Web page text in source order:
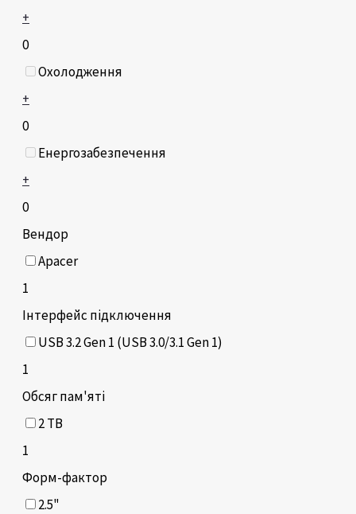
+
0
Охолодження
+
0
Енергозабезпечення
+
0
Вендор
Apacer
1
Інтерфейс підключення
USB 3.2 Gen 1 (USB 3.0/3.1 Gen 1)
1
Обсяг пам'яті
2 TB
1
Форм-фактор
2.5"